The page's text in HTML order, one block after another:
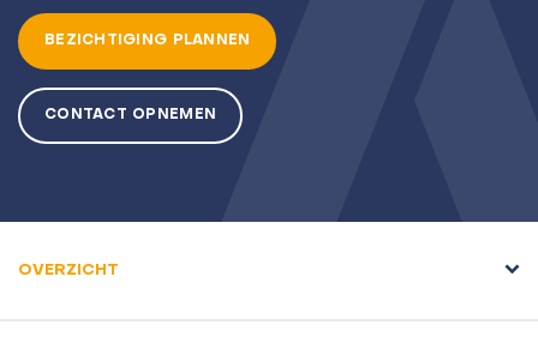
BEZICHTIGING PLANNEN
CONTACT OPNEMEN
OVERZICHT